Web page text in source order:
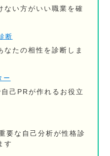
ない方がいい職業を確
断
なたの相性を診断しま
ー
己PRが作れるお役立
要な自己分析が性格診
す